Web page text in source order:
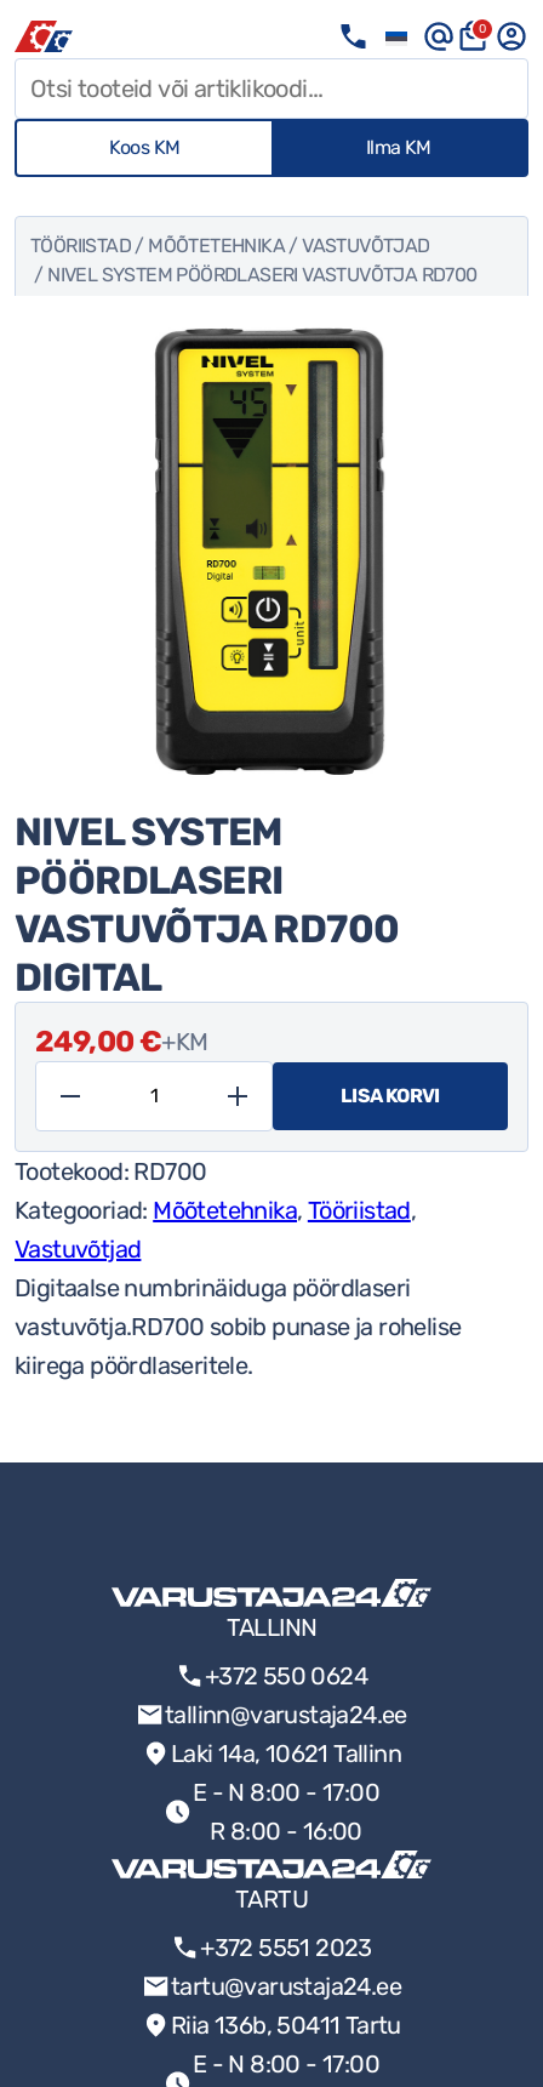
0
Koos KM Ilma KM
TÖÖRIISTAD / MÕÕTETEHNIKA/VASTUVÕTJAD
/ NIVEL SYSTEM PÖÖRDLASERI VASTUVÕTJA RD700
NIVEL SYSTEM
PÖÖRDLASERI
VASTUVÕTJA RD700
DIGITAL
249,00€+KM
System
pöördlaseri
vastuvõtja
RD700
Digital
kogus
LISA KORVI
Tootekood: RD700
Kategooriad: Mõõtetehnika, Tööriistad,
Vastuvõtjad
Digitaalse numbrinäiduga pöördlaseri
vastuvõtja.RD700 sobib punase ja rohelise
kiirega pöördlaseritele.
TALLINN
+372 550 0624
tallinn@varustaja24.ee
Laki 14a, 10621 Tallinn
E - N 8:00 - 17:00
R 8:00 - 16:00
TARTU
+372 5551 2023
tartu@varustaja24.ee
Riia 136b, 50411 Tartu
E - N 8:00 - 17:00